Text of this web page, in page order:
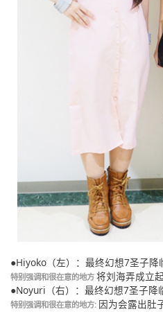
●Hiyoko（左）：最终幻想7圣子降
特别强调和很在意的地方 将刘海弄成立
●Noyuri（右）：最终幻想7圣子降
特别强调和很在意的地方: 因为会露出肚